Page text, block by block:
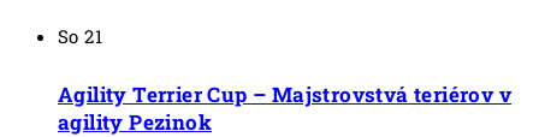
So21
Agility Terrier Cup – Majstrovstvá teriérov v
agility Pezinok